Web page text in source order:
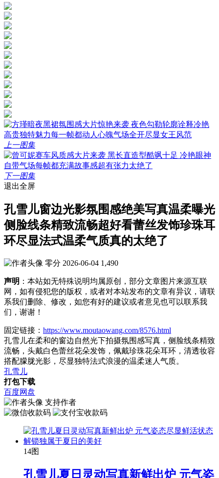
上一图集
下一图集
退出全屏
孔雪儿窗边光影氛围感绝美写真温柔曝光
侧脸线条精致流畅超好看蕾丝发饰珍珠耳
环尽显法式温柔气质真的太绝了
零分 2026-06-04 1,490
声明 ：本站如无特殊说明均属原创，部分文章图片来源互联
网，如有侵犯您的版权，或者对本站发布的文章有异议，请联
系我们删除、修改，如您有好的建议或者意见也可以联系我
们，谢谢！
固定链接： https://www.moutaowang.com/8576.html
孔雪儿在柔和的窗边自然光下拍摄氛围感写真，侧脸线条精致
流畅，头戴白色蕾丝花朵发饰，佩戴珍珠花朵耳环，清透妆容
搭配朦胧光影，尽显独特法式浪漫的温柔迷人气质。
孔雪儿
打包下载
百度网盘
支持作者
14图
孔雪儿夏日灵动写真新鲜出炉 元气姿